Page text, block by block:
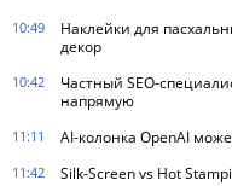
10:49
Наклейки для
декор
10:42
Частный SEO-
напрямую
11:11 AI-колонка OpenAI
11:42 Silk-Screen vs Hot